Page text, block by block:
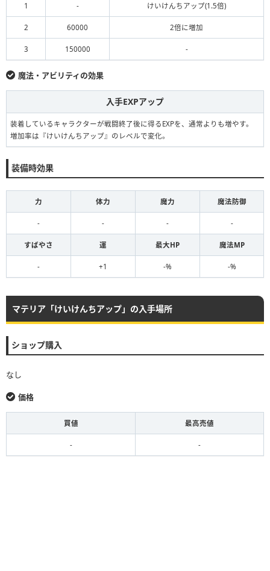
1 - けいけんちアップ(1.5倍)
2 60000 2倍に増加
3 150000 -
魔法・アビリティの効果
入手EXPアップ
装着しているキャラクターが戦闘終了後に得るEXPを、通常よりも増やす。
増加率は『けいけんちアップ』のレベルで変化。
装備時効果
力 体力 魔力 魔法防御
- - - -
すばやさ 運 最大HP 魔法MP
- +1 -% -%
マテリア「けいけんちアップ」の入手場所
ショップ購入
なし
価格
買値 最高売値
- -